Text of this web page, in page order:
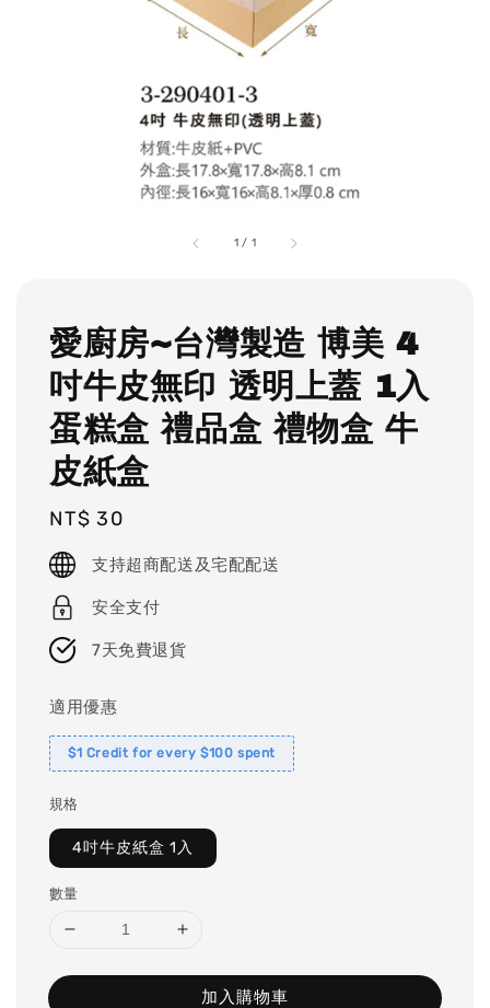
1 / 1
愛廚房~台灣製造 博美 4
吋牛皮無印 透明上蓋 1入
蛋糕盒 禮品盒 禮物盒 牛
皮紙盒
Regular
price
NT$ 30
支持超商配送及宅配配送
安全支付
7天免費退貨
適用優惠
$1 Credit for every $100 spent
規格
4吋牛皮紙盒 1入
數量
加入購物車